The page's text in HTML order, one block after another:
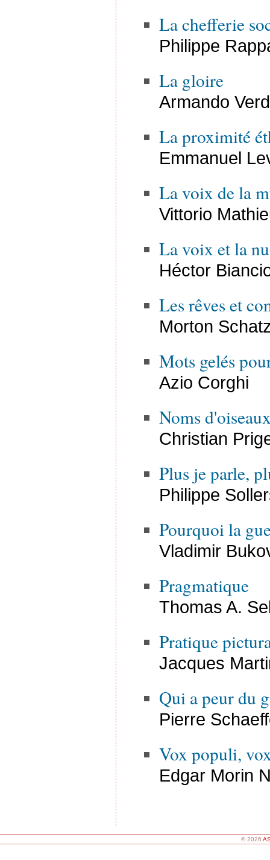
La chefferie
Philippe
La gloire
Armando
La proximité
Emmanuel
La voix de la
Vittorio
La voix et la
Héctor
Les rêves et
Morton
Mots gelés
Azio Corghi
Noms
Christian
Plus je parle,
Philippe
Pourquoi la
Vladimir
Pragmatique
Thomas A.
Pratique
Jacques
Qui a peur du
Pierre
Vox populi,
Edgar Morin
© 2026